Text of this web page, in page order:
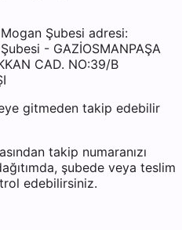
Şubesi adresi:
- GAZİOSMANPAŞA
CAD. NO:39/B
gitmeden takip edebilir
takip numaranızı
şubede veya teslim
edebilirsiniz.